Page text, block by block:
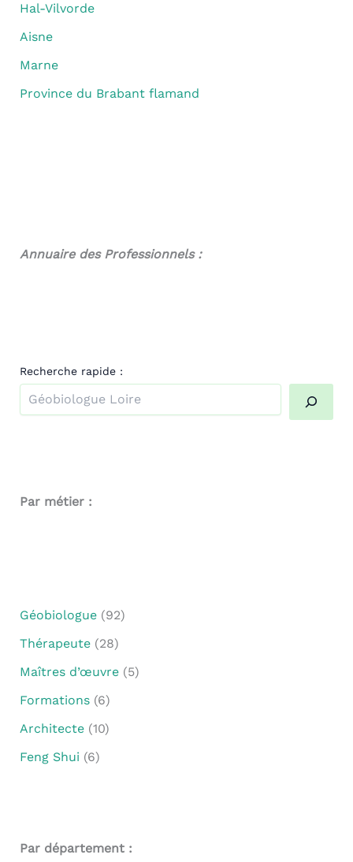
Hal-Vilvorde
Aisne
Marne
Province du Brabant flamand
Annuaire des Professionnels :
Recherche rapide :
Par métier :
Géobiologue(92)
Thérapeute(28)
Maîtres d’œuvre(5)
Formations(6)
Architecte(10)
Feng Shui (6)
Par département :